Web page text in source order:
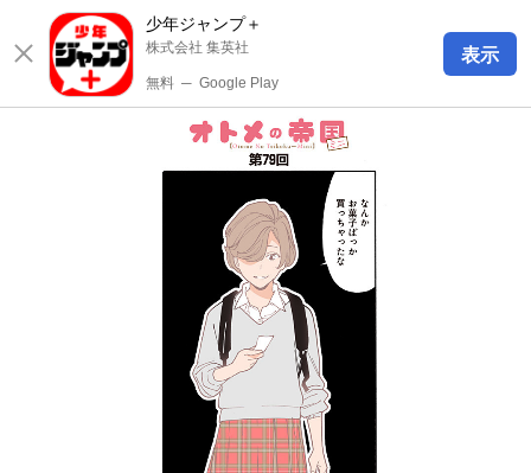
少年ジャンプ＋
株式会社 集英社
無料 ─ Google Play
表示